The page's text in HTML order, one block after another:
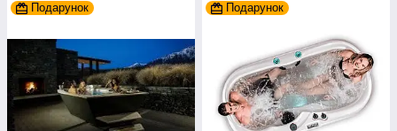
Подарунок Подарунок